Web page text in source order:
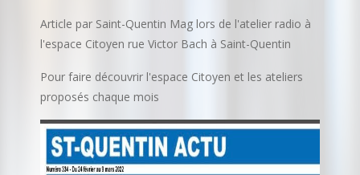
Article par Saint-Quentin Mag lors de l'atelier radio à
l'espace Citoyen rue Victor Bach à Saint-Quentin
Pour faire découvrir l'espace Citoyen et les ateliers
proposés chaque mois